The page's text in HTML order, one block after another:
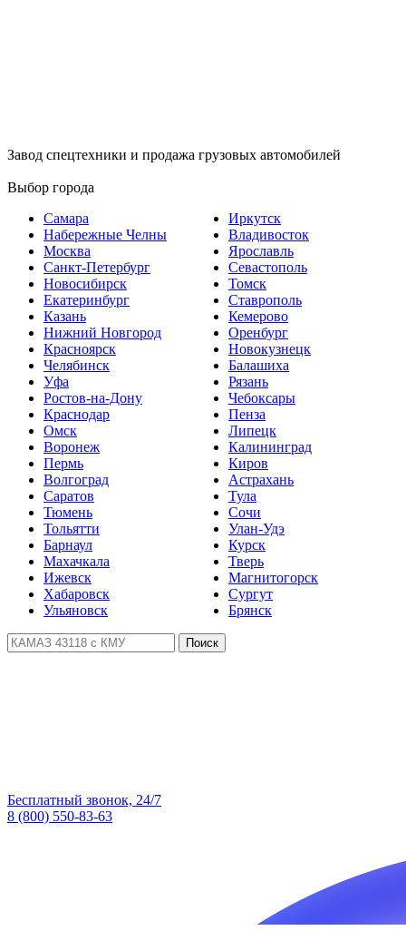
Завод спецтехники и продажа грузовых автомобилей
Выбор города
Самара
Набережные Челны
Москва
Санкт-Петербург
Новосибирск
Екатеринбург
Казань
Нижний Новгород
Красноярск
Челябинск
Уфа
Ростов-на-Дону
Краснодар
Омск
Воронеж
Пермь
Волгоград
Саратов
Тюмень
Тольятти
Барнаул
Махачкала
Ижевск
Хабаровск
Ульяновск
Иркутск
Владивосток
Ярославль
Севастополь
Томск
Ставрополь
Кемерово
Оренбург
Новокузнецк
Балашиха
Рязань
Чебоксары
Пенза
Липецк
Калининград
Киров
Астрахань
Тула
Сочи
Улан-Удэ
Курск
Тверь
Магнитогорск
Сургут
Брянск
Поиск
Бесплатный звонок, 24/7
8 (800) 550-83-63